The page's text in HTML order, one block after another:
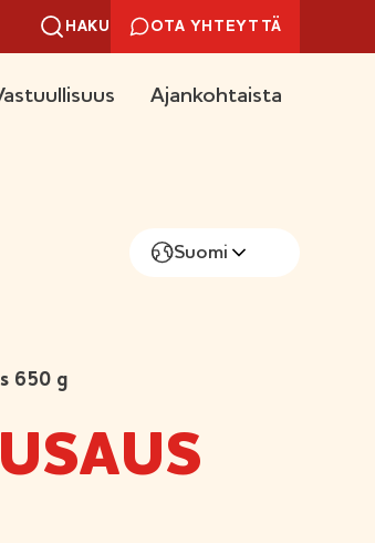
HAKU OTA YHTEYTTÄ
Ajankohtaista
Suomi
650 g